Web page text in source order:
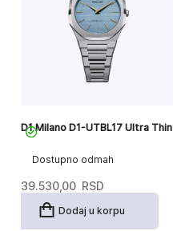
Dostupno odmah
D1 Milano D1-UTBL17 Ultra Thin
39.530,00 RSD
Dodaj u korpu